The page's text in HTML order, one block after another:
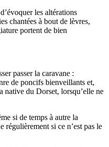
les altérations
chantées à bout de lèvres,
portent de bien
passer la caravane :
de poncifs bienveillants et,
native du Dorset, lorsqu’elle ne
si de temps à autre la
régulièrement si ce n’est pas le